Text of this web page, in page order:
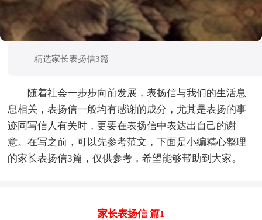
精选家长表扬信3篇
随着社会一步步向前发展，表扬信与我们的生活息
息相关，表扬信一般均有感谢的成分，尤其是表扬的事
迹同写信人有关时，更要在表扬信中表达出自己的谢
意。在写之前，可以先参考范文，下面是小编精心整理
的家长表扬信3篇，仅供参考，希望能够帮助到大家。
家长表扬信 篇1